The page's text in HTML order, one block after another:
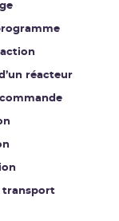
réacteur
transport